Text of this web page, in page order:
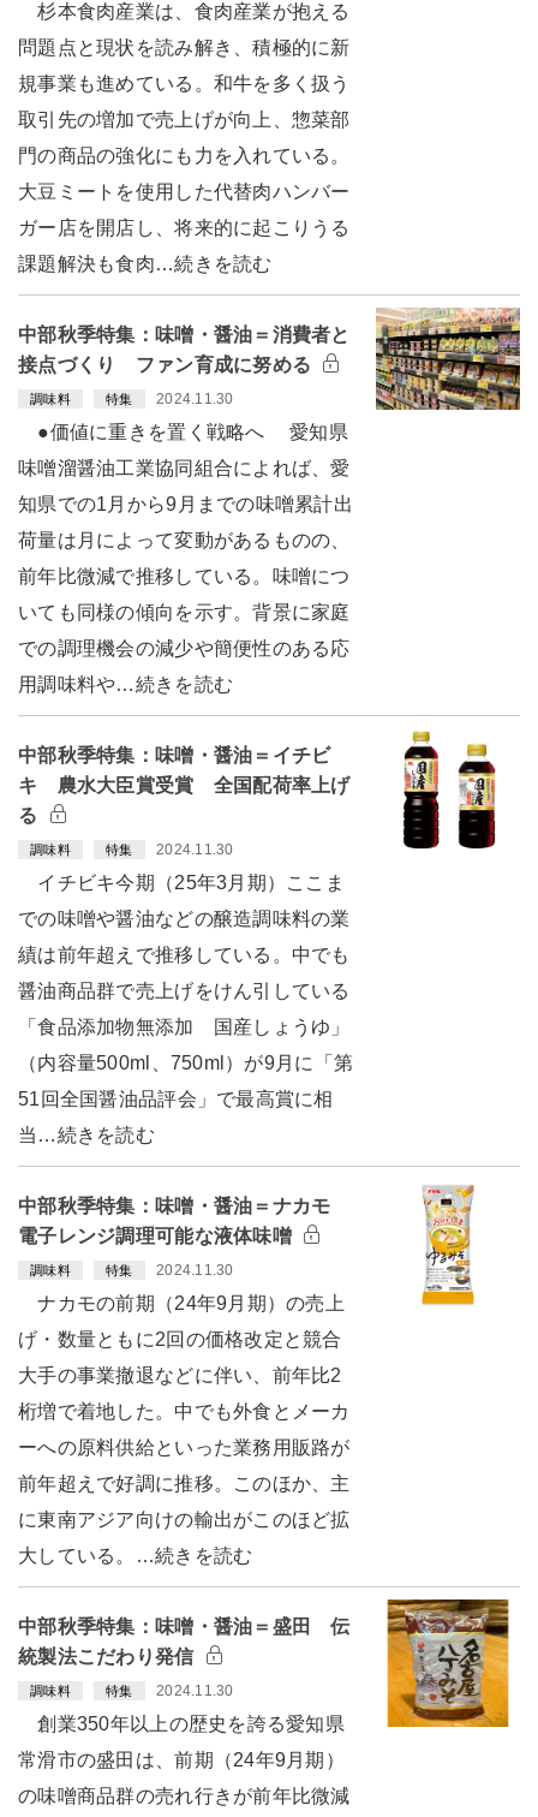
杉本食肉産業は、食肉産業が抱える
問題点と現状を読み解き、積極的に新
規事業も進めている。和牛を多く扱う
取引先の増加で売上げが向上、惣菜部
門の商品の強化にも力を入れている。
大豆ミートを使用した代替肉ハンバー
ガー店を開店し、将来的に起こりうる
課題解決も食肉…続きを読む
中部秋季特集：味噌・醤油＝消費者と
接点づくり ファン育成に努める
調味料 特集 2024.11.30
●価値に重きを置く戦略へ 愛知県
味噌溜醤油工業協同組合によれば、愛
知県での1月から9月までの味噌累計出
荷量は月によって変動があるものの、
前年比微減で推移している。味噌につ
いても同様の傾向を示す。背景に家庭
での調理機会の減少や簡便性のある応
用調味料や…続きを読む
中部秋季特集：味噌・醤油＝イチビ
キ 農水大臣賞受賞 全国配荷率上げ
る
調味料 特集 2024.11.30
イチビキ今期（25年3月期）ここま
での味噌や醤油などの醸造調味料の業
績は前年超えで推移している。中でも
醤油商品群で売上げをけん引している
「食品添加物無添加 国産しょうゆ」
（内容量500ml、750ml）が9月に「第
51回全国醤油品評会」で最高賞に相
当…続きを読む
中部秋季特集：味噌・醤油＝ナカモ
電子レンジ調理可能な液体味噌
調味料 特集 2024.11.30
ナカモの前期（24年9月期）の売上
げ・数量ともに2回の価格改定と競合
大手の事業撤退などに伴い、前年比2
桁増で着地した。中でも外食とメーカ
ーへの原料供給といった業務用販路が
前年超えで好調に推移。このほか、主
に東南アジア向けの輸出がこのほど拡
大している。…続きを読む
中部秋季特集：味噌・醤油＝盛田 伝
統製法こだわり発信
調味料 特集 2024.11.30
創業350年以上の歴史を誇る愛知県
常滑市の盛田は、前期（24年9月期）
の味噌商品群の売れ行きが前年比微減